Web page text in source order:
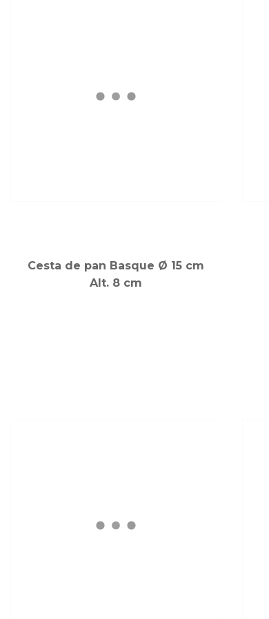
Cesta de pan Basque Ø 15 cm
Alt. 8 cm